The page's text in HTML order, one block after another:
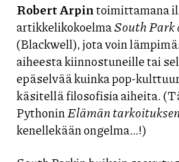
Robert Arpintoimittamana
artikkelikokoelmaSouth Park
(Blackwell), jota voin
aiheesta kiinnostuneille tai
epäselvää kuinka pop-
käsitellä filosofisia aiheita.
PythoninElämän tarkoituksen
kenellekään ongelma…!)